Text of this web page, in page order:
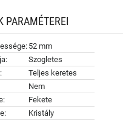
PARAMÉTEREI
52 mm
Szogletes
Teljes keretes
Nem
Fekete
Kristály